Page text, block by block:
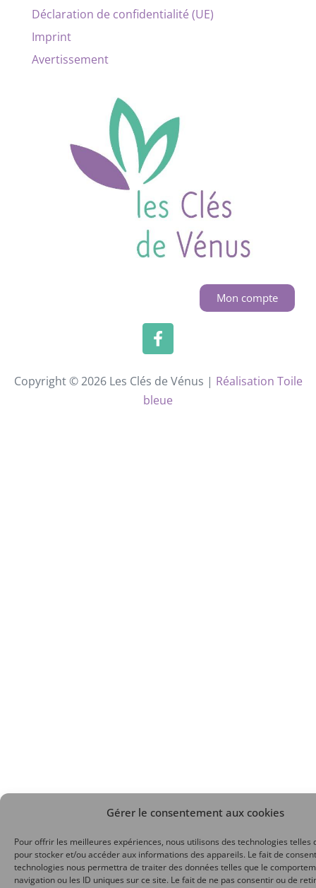
Gérer le consentement aux cookies
Pour offrir les meilleures expériences, nous utilisons des technologies telles
pour stocker et/ou accéder aux informations des appareils. Le fait de
technologies nous permettra de traiter des données telles que le
navigation ou les ID uniques sur ce site. Le fait de ne pas consentir ou de
Déclaration de confidentialité (UE)
Imprint
Avertissement
Mon compte
Copyright © 2026 Les Clés de Vénus | Réalisation Toile
bleue